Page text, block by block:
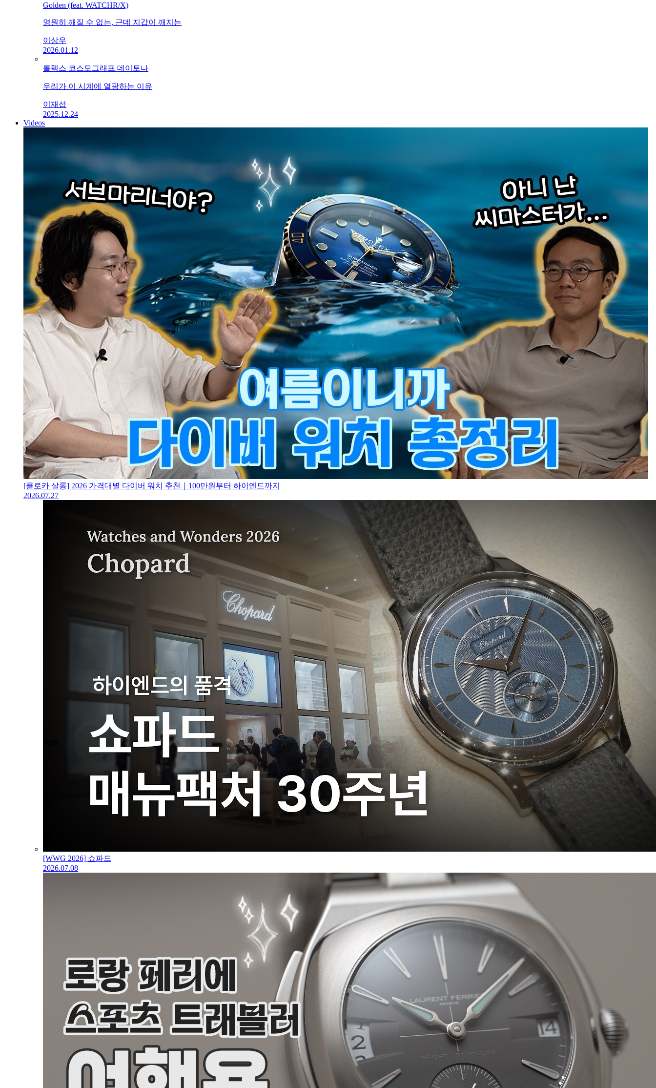
Golden (feat. WATCHR/X)
영원히 깨질 수 없는, 근데 지갑이 깨지는
이상우
2026.01.12
롤렉스 코스모그래프 데이토나
우리가 이 시계에 열광하는 이유
이재섭
2025.12.24
Videos
[클로카 살롱] 2026 가격대별 다이버 워치 추천｜100만원부터 하이엔드까지
2026.07.27
[WWG 2026] 쇼파드
2026.07.08